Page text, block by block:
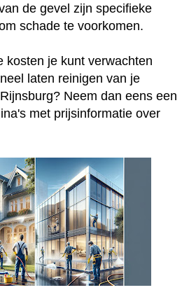
de gevel zijn specifieke
schade te voorkomen.
kosten je kunt verwachten
laten reinigen van je
Neem dan eens een
met prijsinformatie over